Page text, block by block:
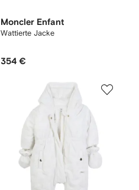
Moncler Enfant
Wattierte Jacke
354 €